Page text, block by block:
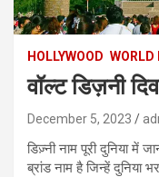
HOLLYWOOD WORLD
वॉल्ट डिज़नी
December 5, 2023
डिज़्नी नाम पूरी दुनिया में
ब्रांड नाम है जिन्हें दुनिया